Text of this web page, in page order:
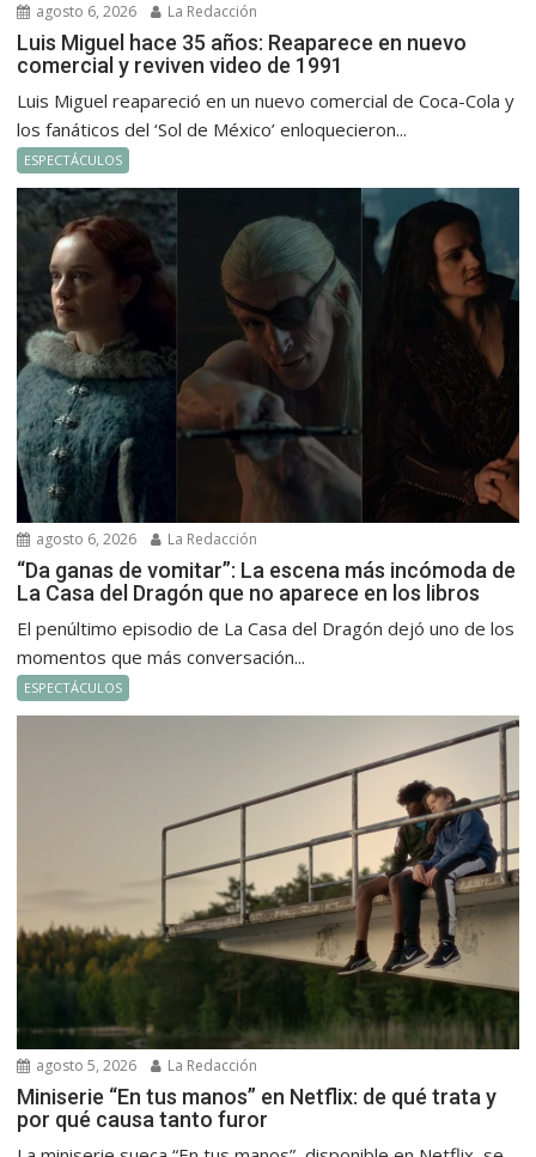
agosto 6, 2026 La Redacción
Luis Miguel hace 35 años: Reaparece en nuevo
comercial y reviven video de 1991
Luis Miguel reapareció en un nuevo comercial de Coca-Cola y
los fanáticos del ‘Sol de México’ enloquecieron...
ESPECTÁCULOS
agosto 6, 2026 La Redacción
“Da ganas de vomitar”: La escena más incómoda de
La Casa del Dragón que no aparece en los libros
El penúltimo episodio de La Casa del Dragón dejó uno de los
momentos que más conversación...
ESPECTÁCULOS
agosto 5, 2026 La Redacción
Miniserie “En tus manos” en Netflix: de qué trata y
por qué causa tanto furor